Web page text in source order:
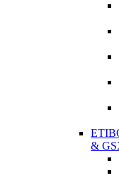
&